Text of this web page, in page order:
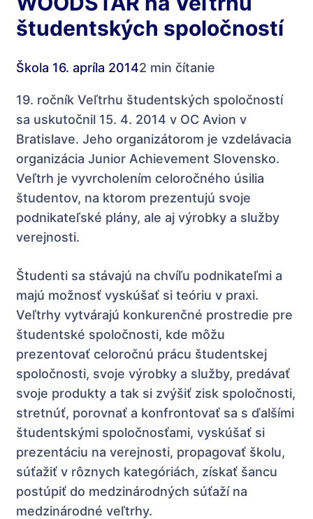
študentských spoločností
Škola 16. apríla 20142 min čítanie
19. ročník Veľtrhu študentských spoločností
sa uskutočnil 15. 4. 2014 v OC Avion v
Bratislave. Jeho organizátorom je vzdelávacia
organizácia Junior Achievement Slovensko.
Veľtrh je vyvrcholením celoročného úsilia
študentov, na ktorom prezentujú svoje
podnikateľské plány, ale aj výrobky a služby
verejnosti.
Študenti sa stávajú na chvíľu podnikateľmi a
majú možnosť vyskúšať si teóriu v praxi.
Veľtrhy vytvárajú konkurenčné prostredie pre
študentské spoločnosti, kde môžu
prezentovať celoročnú prácu študentskej
spoločnosti, svoje výrobky a služby, predávať
svoje produkty a tak si zvýšiť zisk spoločnosti,
stretnúť, porovnať a konfrontovať sa s ďalšími
študentskými spoločnosťami, vyskúšať si
prezentáciu na verejnosti, propagovať školu,
súťažiť v rôznych kategóriách, získať šancu
postúpiť do medzinárodných súťaží na
medzinárodné veľtrhy.